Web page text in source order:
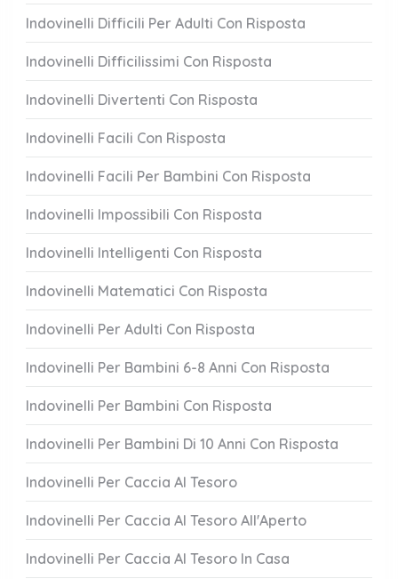
Indovinelli Difficili Per Adulti Con Risposta
Indovinelli Difficilissimi Con Risposta
Indovinelli Divertenti Con Risposta
Indovinelli Facili Con Risposta
Indovinelli Facili Per Bambini Con Risposta
Indovinelli Impossibili Con Risposta
Indovinelli Intelligenti Con Risposta
Indovinelli Matematici Con Risposta
Indovinelli Per Adulti Con Risposta
Indovinelli Per Bambini 6-8 Anni Con Risposta
Indovinelli Per Bambini Con Risposta
Indovinelli Per Bambini Di 10 Anni Con Risposta
Indovinelli Per Caccia Al Tesoro
Indovinelli Per Caccia Al Tesoro All'Aperto
Indovinelli Per Caccia Al Tesoro In Casa